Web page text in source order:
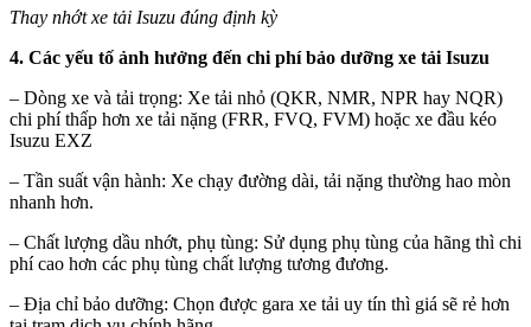
Thay nhớt xe tải Isuzu đúng định kỳ
4. Các yếu tố ảnh hưởng đến chi phí bảo dưỡng xe tải Isuzu
– Dòng xe và tải trọng: Xe tải nhỏ (QKR, NMR, NPR hay NQR)
chi phí thấp hơn xe tải nặng (FRR, FVQ, FVM) hoặc xe đầu kéo
Isuzu EXZ
– Tần suất vận hành: Xe chạy đường dài, tải nặng thường hao mòn
nhanh hơn.
– Chất lượng dầu nhớt, phụ tùng: Sử dụng phụ tùng của hãng thì chi
phí cao hơn các phụ tùng chất lượng tương đương.
– Địa chỉ bảo dưỡng: Chọn được gara xe tải uy tín thì giá sẽ rẻ hơn